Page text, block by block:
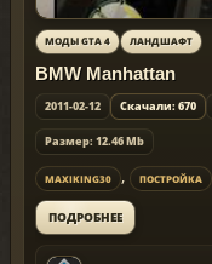
МОДЫ GTA 4 ЛАНДШАФТ
BMW Manhattan
2011-02-12 Скачали: 670
Размер: 12.46 Mb
MAXIKING30 , ПОСТРОЙКА
ПОДРОБНЕЕ